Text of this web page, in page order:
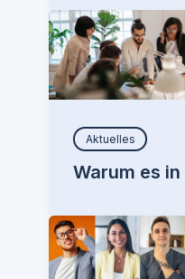
Aktuelles
Warum es